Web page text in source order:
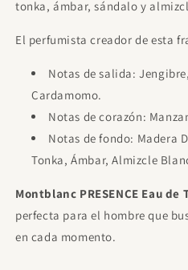
tonka, ámbar, sándalo y
El perfumista creador de esta
Notas de salida:
Cardamomo.
Notas de corazón:
Notas de fondo: Madera
Tonka, Ámbar, Almizcle
Montblanc PRESENCE Eau de
perfecta para el hombre que
en cada momento.